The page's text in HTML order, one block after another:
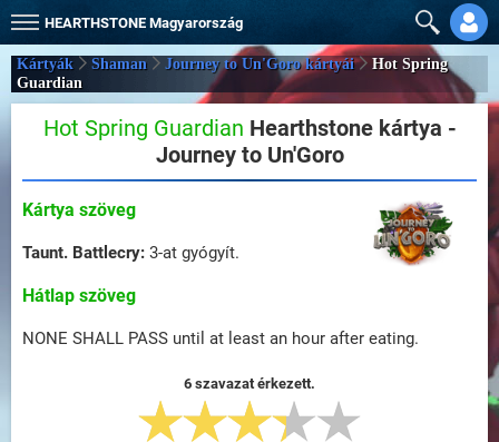
HEARTHSTONE Magyarország
Kártyák Shaman Journey to Un'Goro kártyái
Hot Spring
Guardian
Hot Spring Guardian Hearthstone kártya -
Journey to Un'Goro
Kártya szöveg
Taunt. Battlecry: 3-at gyógyít.
Hátlap szöveg
NONE SHALL PASS until at least an hour after eating.
6 szavazat érkezett.